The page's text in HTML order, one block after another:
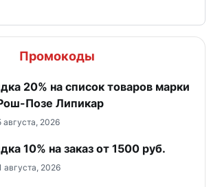
Промокоды
20% на список товаров марки
Позе Липикар
августа, 2026
10% на заказ от 1500 руб.
августа, 2026